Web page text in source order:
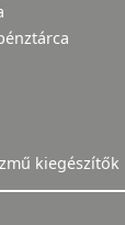
kiegészítők